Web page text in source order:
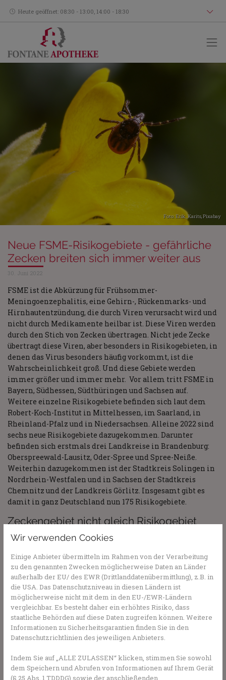
Heute geöffnet: 08:30 - 13:00, 14:00 - 18:30
Foto: Erik_Karits,Pixabay
Neue FSME-Risikogebiete - gefährliche
Zecken breiten sich immer weiter aus
30. Juni 2022
FSME ist die Abkürzung für Frühsommer-
Meningoenzephalitis, eine Gehirn-, Rückenmarks- und
Hirnhautentzündung, die durch Viren verursacht wird und
nicht durch Medikamente heilbar ist. Diese Viren werden
durch den Stich von Zecken übertragen. Nicht jede Zecke
übertragt diese Viren, aber besonders in Risikogebieten, in
denen das Virus besonders häufig vorkommt, ist die
Wahrscheinlichkeit groß. Und diese Gebiete werden
immer größer und immer mehr. Vor allem tritt FSME in
Bayern, Südhessen, Südthüringen und Sachsen auf.
Weitere einzelne Risikogebiete befinden sich laut dem
Robert-Koch-Institut in Mittelhessen, im Saarland, in
Rheinland-Pfalz und in Niedersachsen. Alleine 2022 sind
sechs neue Risikogebiete dazugekommen. Darunter
befinden sich erstmals drei Landkreise in Brandenburg:
Oberspreewald-Lausitz, Oder-Spree und Spree-Neiße.
Weiterhin dazugekommen ist der Stadtkreis Solingen in
Nordrhein-Westfalen und in Sachsen der Stadtkreis
Chemnitz und der Landkreis Görlitz. Insgesamt gibt es
damit in ganz Deutschland nun 175 Risikogebiete.
Zeckengebiet nicht gleich Risikogebiet
Ein Rekordjahr für FSME-Meldungen war 2020: Hier
jedoch im letzten Jahr wieder ab, 2021 wurden nur noch
390 Erkrankungen gemeldet. Ein Risikogebiet definiert
sich durch die Häufigkeit der FSME-Erkrankungen
innerhalb von fünf Jahren. Es gibt eine Unterscheidung
zwischen Zeckengebieten und Risikogebieten: Zecken gibt
es in ganz Deutschland. Sie sind vor allem im Unterholz,
in Büschen oder hohen Gräsern zu finden. Sie sind an sich
nicht gefährlich. Da sie aber durch ihren Speichel
lohnt es sich, vorzusorgen. Und das nicht nur in den
Risikogebieten, in denen FSME gehäuft auftritt.
Wir verwenden Cookies
Einige Anbieter übermitteln im Rahmen von der Verarbeitung
zu den genannten Zwecken möglicherweise Daten an Länder
außerhalb der EU/ des EWR (Drittlanddatenübermittlung), z.B. in
die USA. Das Datenschutzniveau in diesen Ländern ist
möglicherweise nicht mit dem in den EU-/EWR-Ländern
vergleichbar. Es besteht daher ein erhöhtes Risiko, dass
staatliche Behörden auf diese Daten zugreifen können. Weitere
Informationen zu Sicherheitsgarantien finden Sie in den
Datenschutzrichtlinien des jeweiligen Anbieters.
Indem Sie auf „ALLE ZULASSEN“ klicken, stimmen Sie sowohl
dem Speichern und Abrufen von Informationen auf Ihrem Gerät
(§ 25 Abs. 1 TDDDG) sowie der anschließenden